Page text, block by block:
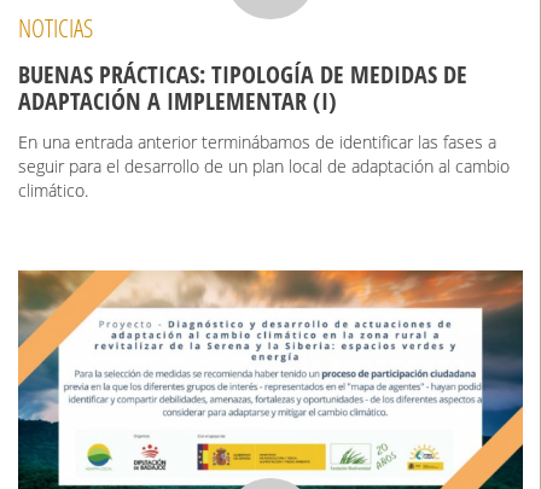
NOTICIAS
BUENAS PRÁCTICAS: TIPOLOGÍA DE MEDIDAS DE
ADAPTACIÓN A IMPLEMENTAR (I)
En una entrada anterior terminábamos de identificar las fases a
seguir para el desarrollo de un plan local de adaptación al cambio
climático.